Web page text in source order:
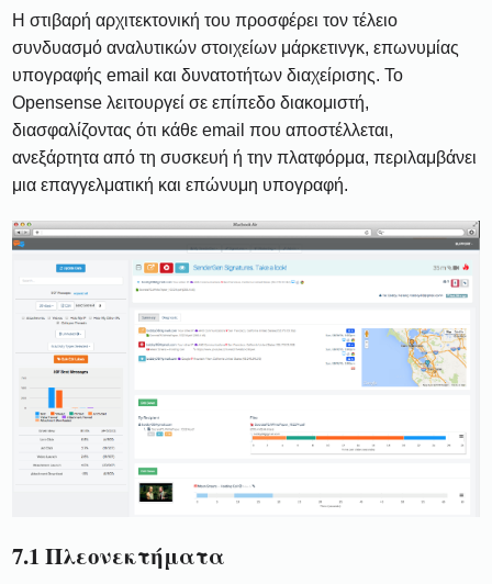
Η στιβαρή αρχιτεκτονική του προσφέρει τον τέλειο
συνδυασμό αναλυτικών στοιχείων μάρκετινγκ, επωνυμίας
υπογραφής email και δυνατοτήτων διαχείρισης. Το
Opensense λειτουργεί σε επίπεδο διακομιστή,
διασφαλίζοντας ότι κάθε email που αποστέλλεται,
ανεξάρτητα από τη συσκευή ή την πλατφόρμα, περιλαμβάνει
μια επαγγελματική και επώνυμη υπογραφή.
7.1 Πλεονεκτήματα